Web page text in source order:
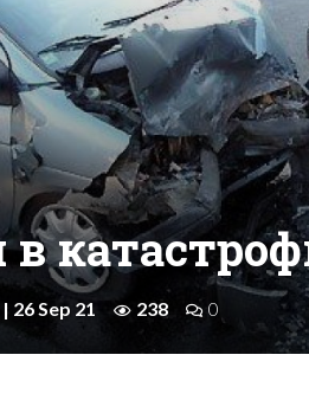
в
26 Sep 21 238 0